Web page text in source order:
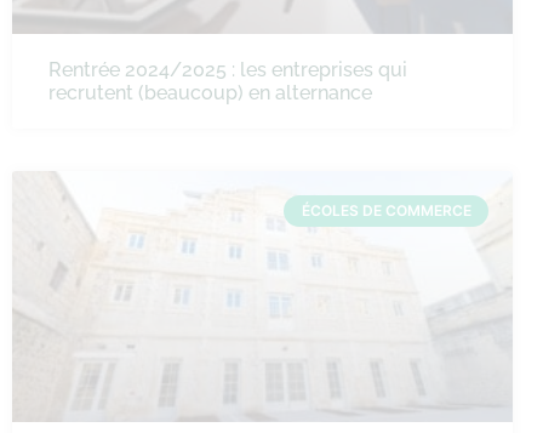
Rentrée 2024/2025 : les entreprises qui
recrutent (beaucoup) en alternance
ÉCOLES DE COMMERCE